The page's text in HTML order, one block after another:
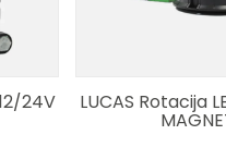
24V LUCAS Rotacija